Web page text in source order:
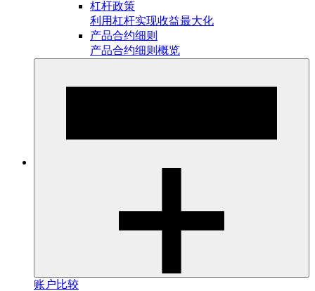
杠杆政策
利用杠杆实现收益最大化
产品合约细则
产品合约细则概览
账户比较